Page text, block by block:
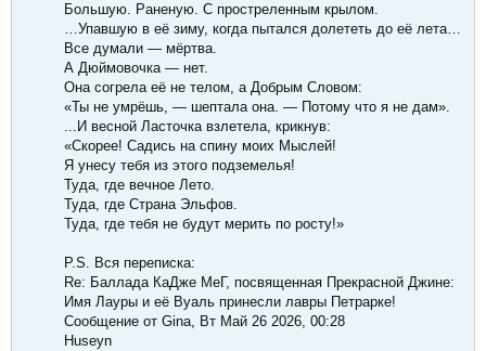
Большую. Раненую. С простреленным крылом.​
…Упавшую в её зиму, когда пытался долететь до её лета…​
Все думали — мёртва.​
А Дюймовочка — нет.​
Она согрела её не телом, а Добрым Словом:​
«Ты не умрёшь, — шептала она. — Потому что я не дам».​
...И весной Ласточка взлетела, крикнув:​
«Скорее! Садись на спину моих Мыслей!​
Я унесу тебя из этого подземелья!​
Туда, где вечное Лето.​
Туда, где Страна Эльфов.​
Туда, где тебя не будут мерить по росту!»​
P.S. Вся переписка:
Re: Баллада КаДже МеГ, посвященная Прекрасной Джине:
Имя Лауры и её Вуаль принесли лавры Петрарке!
Сообщение от Gina, Вт Май 26 2026, 00:28
Huseyn